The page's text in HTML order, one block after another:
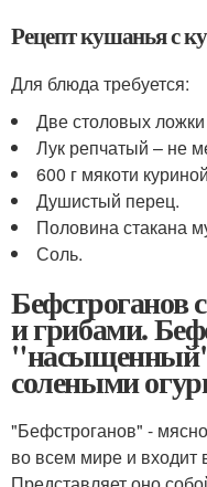
Рецепт кушанья с
Для блюда требуется:
Две столовых
Лук репчатый – не
600 г мякоти
Душистый перец.
Половина стакана
Соль.
Бефстроганов
и грибами.
солеными
"Бефстроганов" -
во всем мире и